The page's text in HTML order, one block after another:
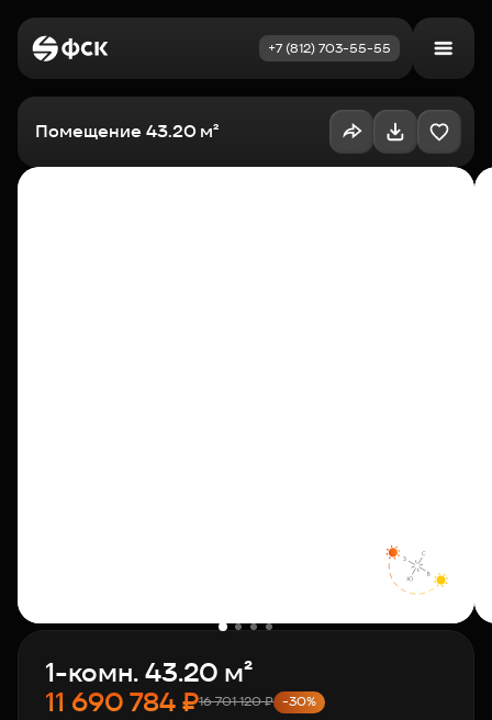
+7 (812) 703-55-55
Контакты
Помещение 43.20 м²
1-комн. 43.20 м²
11 690 784₽16 701 120₽ -30%